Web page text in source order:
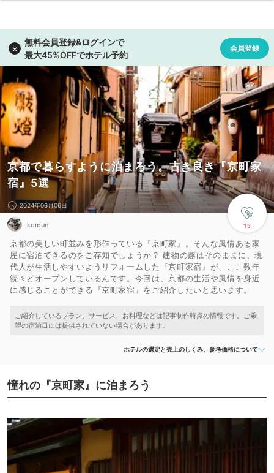
京都で暮らすように泊まろう。古き良き『京町家
宿』5選
15
2024年06月06日
komun
京都の美しい町並みを形作っている『京町家』。そんな風情ある家
屋に宿泊できるのをご存知でしょうか？ 建物の趣はそのままに、現
代人が生活しやすいようリフォームした『京町家宿』が、ここ数年
続々とオープンしているんです。今回は、京都の生活や風情を身近
に感じることができる『京町家宿』をご紹介したいと思います。
ホテルの選定と売上のしくみ、参考価格について
憧れの『京町家』に泊まろう